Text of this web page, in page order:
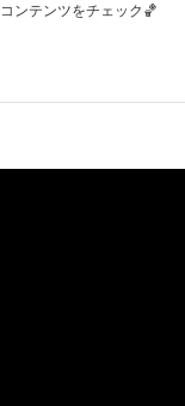
ンテンツをチェック🏀